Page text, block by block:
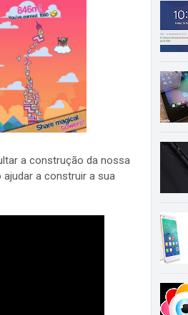
a construção da nossa
a construir a sua